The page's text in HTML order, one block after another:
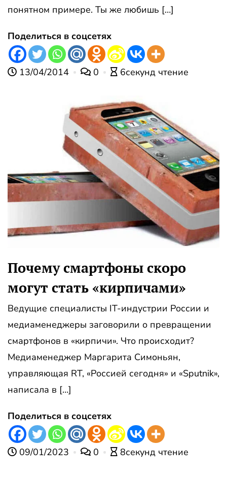
понятном примере. Ты же любишь […]
Поделиться в соцсетях
13/04/2014 0 6секунд чтение
Почему смартфоны скоро
могут стать «кирпичами»
Ведущие специалисты IT-индустрии России и
медиаменеджеры заговорили о превращении
смартфонов в «кирпичи». Что происходит?
Медиаменеджер Маргарита Симоньян,
управляющая RT, «Россией сегодня» и «Sputnik»,
написала в […]
Поделиться в соцсетях
09/01/2023 0 8секунд чтение